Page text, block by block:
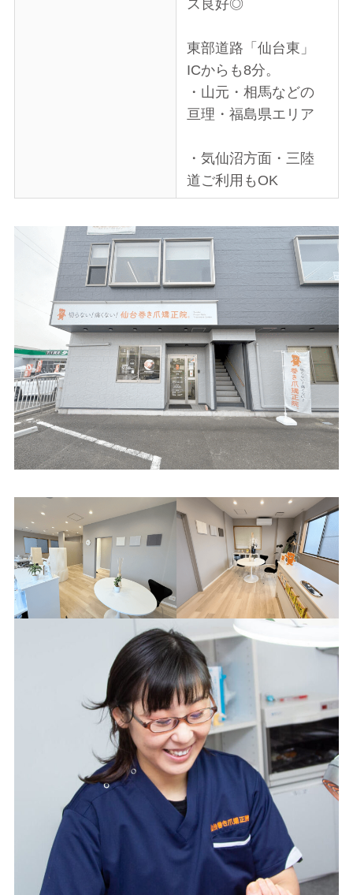
ス良好◎
東部道路「仙台東」
ICからも8分。
・山元・相馬などの
亘理・福島県エリア
・気仙沼方面・三陸
道ご利用もOK